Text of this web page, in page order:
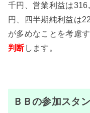
千円、営業利益は
円、四半期純利益は
が多めなことを考慮
判断します。
ＢＢの参加スタ